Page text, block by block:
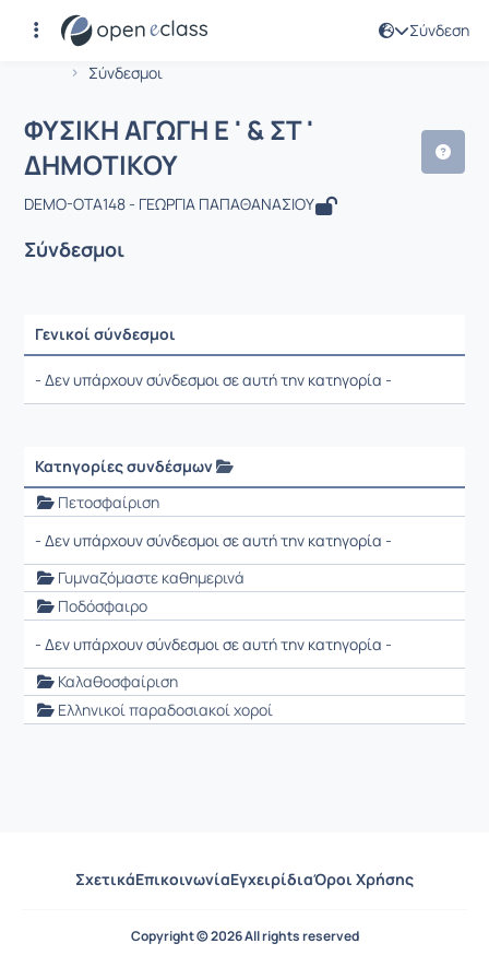
Σύνδεση
Αρχική Σελίδα
Σύνδεσμοι
Μάθημα : ΦΥΣΙΚΗ ΑΓΩΓΗ Ε ' & ΣΤ '
ΦΥΣΙΚΗ ΑΓΩΓΗ Ε ' & ΣΤ '
ΔΗΜΟΤΙΚΟΥ
DEMO-OTA148 - ΓΕΩΡΓΙΑ ΠΑΠΑΘΑΝΑΣΙΟΥ
Σύνδεσμοι
Γενικοί σύνδεσμοι
Ρυθμίσεις επιλογής / Αποτελέσματα
- Δεν υπάρχουν σύνδεσμοι σε αυτή την κατηγορία -
Κατηγορίες συνδέσμων
Ρυθμίσεις επιλογής / Αποτελέσματα
Πετοσφαίριση
- Δεν υπάρχουν σύνδεσμοι σε αυτή την κατηγορία -
Γυμναζόμαστε καθημερινά
Ποδόσφαιρο
- Δεν υπάρχουν σύνδεσμοι σε αυτή την κατηγορία -
Καλαθοσφαίριση
Ελληνικοί παραδοσιακοί χοροί
ΣχετικάΕπικοινωνίαΕγχειρίδιαΌροι Χρήσης
Copyright © 2026 All rights reserved